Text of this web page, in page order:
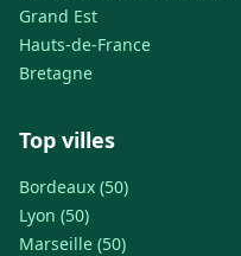
Grand Est
Hauts-de-France
Bretagne
Top villes
Bordeaux (50)
Lyon (50)
Marseille (50)